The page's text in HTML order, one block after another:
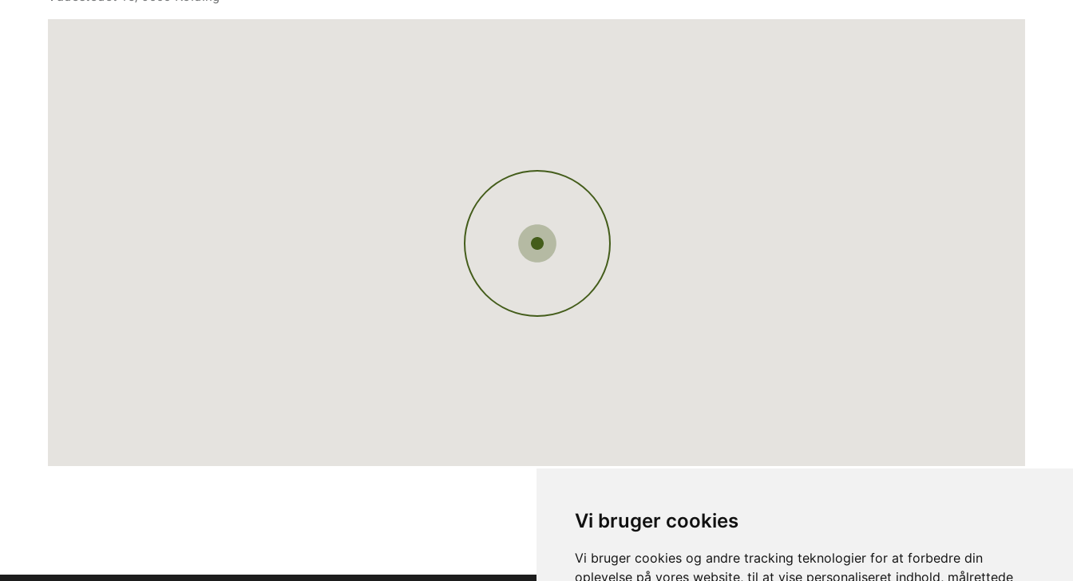
Vi bruger cookies
Vi bruger cookies og andre tracking teknologier for at forbedre din
oplevelse på vores website, til at vise personaliseret indhold, målrettede